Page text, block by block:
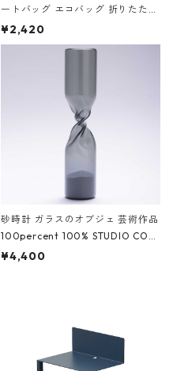
ートバッグ エコバッグ 折りたたみ
大きめ 撥水加工 収納ポーチ CRO
CODILE/Black クロコダイル/ブラ
¥2,420
砂時計 ガラスのオブジェ 芸術作品
100percent 100% STUDIO COH
AKU Timeless 100パーセント ス
¥4,400